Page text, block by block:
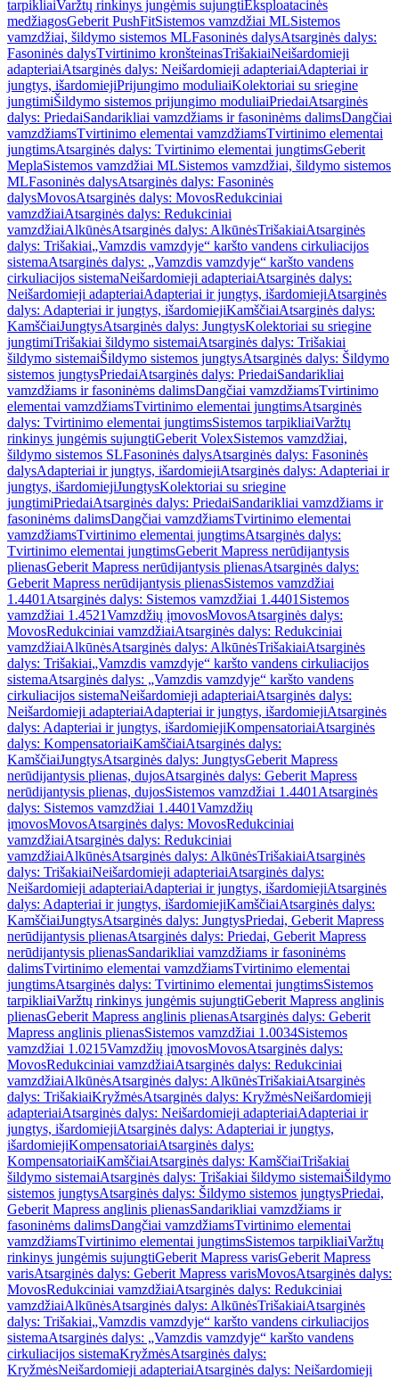
tarpikliaiVaržtų rinkinys jungėmis sujungtiEksploatacinės
medžiagosGeberit PushFitSistemos vamzdžiai MLSistemos
vamzdžiai, šildymo sistemos MLFasoninės dalysAtsarginės dalys:
Fasoninės dalysTvirtinimo kronšteinasTrišakiaiNeišardomieji
adapteriaiAtsarginės dalys: Neišardomieji adapteriaiAdapteriai ir
jungtys, išardomiejiPrijungimo moduliaiKolektoriai su sriegine
jungtimiŠildymo sistemos prijungimo moduliaiPriedaiAtsarginės
dalys: PriedaiSandarikliai vamzdžiams ir fasoninėms dalimsDangčiai
vamzdžiamsTvirtinimo elementai vamzdžiamsTvirtinimo elementai
jungtimsAtsarginės dalys: Tvirtinimo elementai jungtimsGeberit
MeplaSistemos vamzdžiai MLSistemos vamzdžiai, šildymo sistemos
MLFasoninės dalysAtsarginės dalys: Fasoninės
dalysMovosAtsarginės dalys: MovosRedukciniai
vamzdžiaiAtsarginės dalys: Redukciniai
vamzdžiaiAlkūnėsAtsarginės dalys: AlkūnėsTrišakiaiAtsarginės
dalys: Trišakiai„Vamzdis vamzdyje“ karšto vandens cirkuliacijos
sistemaAtsarginės dalys: „Vamzdis vamzdyje“ karšto vandens
cirkuliacijos sistemaNeišardomieji adapteriaiAtsarginės dalys:
Neišardomieji adapteriaiAdapteriai ir jungtys, išardomiejiAtsarginės
dalys: Adapteriai ir jungtys, išardomiejiKamščiaiAtsarginės dalys:
KamščiaiJungtysAtsarginės dalys: JungtysKolektoriai su sriegine
jungtimiTrišakiai šildymo sistemaiAtsarginės dalys: Trišakiai
šildymo sistemaiŠildymo sistemos jungtysAtsarginės dalys: Šildymo
sistemos jungtysPriedaiAtsarginės dalys: PriedaiSandarikliai
vamzdžiams ir fasoninėms dalimsDangčiai vamzdžiamsTvirtinimo
elementai vamzdžiamsTvirtinimo elementai jungtimsAtsarginės
dalys: Tvirtinimo elementai jungtimsSistemos tarpikliaiVaržtų
rinkinys jungėmis sujungtiGeberit VolexSistemos vamzdžiai,
šildymo sistemos SLFasoninės dalysAtsarginės dalys: Fasoninės
dalysAdapteriai ir jungtys, išardomiejiAtsarginės dalys: Adapteriai ir
jungtys, išardomiejiJungtysKolektoriai su sriegine
jungtimiPriedaiAtsarginės dalys: PriedaiSandarikliai vamzdžiams ir
fasoninėms dalimsDangčiai vamzdžiamsTvirtinimo elementai
vamzdžiamsTvirtinimo elementai jungtimsAtsarginės dalys:
Tvirtinimo elementai jungtimsGeberit Mapress nerūdijantysis
plienasGeberit Mapress nerūdijantysis plienasAtsarginės dalys:
Geberit Mapress nerūdijantysis plienasSistemos vamzdžiai
1.4401 Atsarginės dalys: Sistemos vamzdžiai 1.4401 Sistemos
vamzdžiai 1.4521Vamzdžių įmovosMovosAtsarginės dalys:
MovosRedukciniai vamzdžiaiAtsarginės dalys: Redukciniai
vamzdžiaiAlkūnėsAtsarginės dalys: AlkūnėsTrišakiaiAtsarginės
dalys: Trišakiai„Vamzdis vamzdyje“ karšto vandens cirkuliacijos
sistemaAtsarginės dalys: „Vamzdis vamzdyje“ karšto vandens
cirkuliacijos sistemaNeišardomieji adapteriaiAtsarginės dalys:
Neišardomieji adapteriaiAdapteriai ir jungtys, išardomiejiAtsarginės
dalys: Adapteriai ir jungtys, išardomiejiKompensatoriaiAtsarginės
dalys: KompensatoriaiKamščiaiAtsarginės dalys:
KamščiaiJungtysAtsarginės dalys: JungtysGeberit Mapress
nerūdijantysis plienas, dujosAtsarginės dalys: Geberit Mapress
nerūdijantysis plienas, dujosSistemos vamzdžiai 1.4401 Atsarginės
dalys: Sistemos vamzdžiai 1.4401Vamzdžių
įmovosMovosAtsarginės dalys: MovosRedukciniai
vamzdžiaiAtsarginės dalys: Redukciniai
vamzdžiaiAlkūnėsAtsarginės dalys: AlkūnėsTrišakiaiAtsarginės
dalys: TrišakiaiNeišardomieji adapteriaiAtsarginės dalys:
Neišardomieji adapteriaiAdapteriai ir jungtys, išardomiejiAtsarginės
dalys: Adapteriai ir jungtys, išardomiejiKamščiaiAtsarginės dalys:
KamščiaiJungtysAtsarginės dalys: JungtysPriedai, Geberit Mapress
nerūdijantysis plienasAtsarginės dalys: Priedai, Geberit Mapress
nerūdijantysis plienasSandarikliai vamzdžiams ir fasoninėms
dalimsTvirtinimo elementai vamzdžiamsTvirtinimo elementai
jungtimsAtsarginės dalys: Tvirtinimo elementai jungtimsSistemos
tarpikliaiVaržtų rinkinys jungėmis sujungtiGeberit Mapress anglinis
plienasGeberit Mapress anglinis plienasAtsarginės dalys: Geberit
Mapress anglinis plienasSistemos vamzdžiai 1.0034Sistemos
vamzdžiai 1.0215Vamzdžių įmovosMovosAtsarginės dalys:
MovosRedukciniai vamzdžiaiAtsarginės dalys: Redukciniai
vamzdžiaiAlkūnėsAtsarginės dalys: AlkūnėsTrišakiaiAtsarginės
dalys: TrišakiaiKryžmėsAtsarginės dalys: KryžmėsNeišardomieji
adapteriaiAtsarginės dalys: Neišardomieji adapteriaiAdapteriai ir
jungtys, išardomiejiAtsarginės dalys: Adapteriai ir jungtys,
išardomiejiKompensatoriaiAtsarginės dalys:
KompensatoriaiKamščiaiAtsarginės dalys: KamščiaiTrišakiai
šildymo sistemaiAtsarginės dalys: Trišakiai šildymo sistemaiŠildymo
sistemos jungtysAtsarginės dalys: Šildymo sistemos jungtysPriedai,
Geberit Mapress anglinis plienasSandarikliai vamzdžiams ir
fasoninėms dalimsDangčiai vamzdžiamsTvirtinimo elementai
vamzdžiamsTvirtinimo elementai jungtimsSistemos tarpikliaiVaržtų
rinkinys jungėmis sujungtiGeberit Mapress varisGeberit Mapress
varisAtsarginės dalys: Geberit Mapress varisMovosAtsarginės dalys:
MovosRedukciniai vamzdžiaiAtsarginės dalys: Redukciniai
vamzdžiaiAlkūnėsAtsarginės dalys: AlkūnėsTrišakiaiAtsarginės
dalys: Trišakiai„Vamzdis vamzdyje“ karšto vandens cirkuliacijos
sistemaAtsarginės dalys: „Vamzdis vamzdyje“ karšto vandens
cirkuliacijos sistemaKryžmėsAtsarginės dalys:
KryžmėsNeišardomieji adapteriaiAtsarginės dalys: Neišardomieji